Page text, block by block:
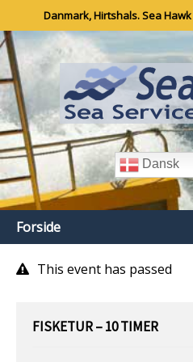
Danmark, Hirtshals. Sea
Dansk
Forside
This event has passed
FISKETUR – 10 TIMER